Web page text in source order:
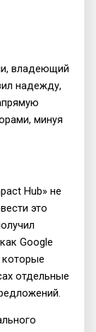
владеющий
надежду,
минуя
Hub» не
это
Google
которые
отдельные